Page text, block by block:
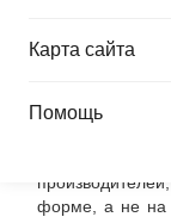
Карта сайта
Помощь
проколам,
одинаковом
будет больше
Толщина
Вторая важная
– это его
форме, а не на